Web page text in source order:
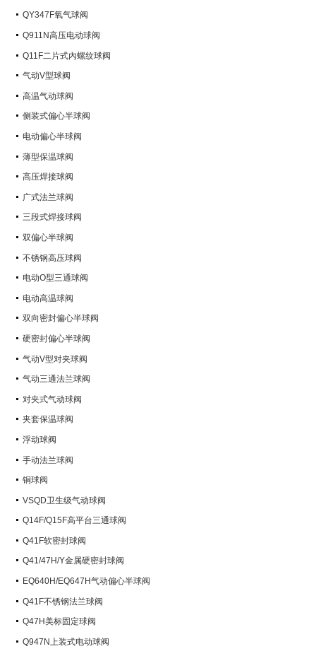
QY347F氧气球阀
Q911N高压电动球阀
Q11F二片式內螺纹球阀
气动V型球阀
高温气动球阀
侧装式偏心半球阀
电动偏心半球阀
薄型保温球阀
高压焊接球阀
广式法兰球阀
三段式焊接球阀
双偏心半球阀
不锈钢高压球阀
电动O型三通球阀
电动高温球阀
双向密封偏心半球阀
硬密封偏心半球阀
气动V型对夹球阀
气动三通法兰球阀
对夹式气动球阀
夹套保温球阀
浮动球阀
手动法兰球阀
铜球阀
VSQD卫生级气动球阀
Q14F/Q15F高平台三通球阀
Q41F软密封球阀
Q41/47H/Y金属硬密封球阀
EQ640H/EQ647H气动偏心半球阀
Q41F不锈钢法兰球阀
Q47H美标固定球阀
Q947N上装式电动球阀